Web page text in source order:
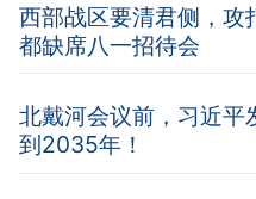
西部战区要清君侧，攻
都缺席八一招待会
北戴河会议前，习近平
到2035年！